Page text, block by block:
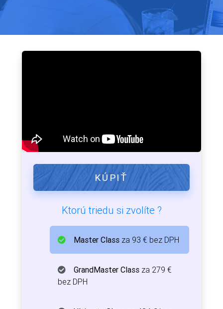
KÚPIŤ
Ktorú triedu si zvolíte ?
Master Class za 93 € bez DPH
GrandMaster Class za 279 €
bez DPH